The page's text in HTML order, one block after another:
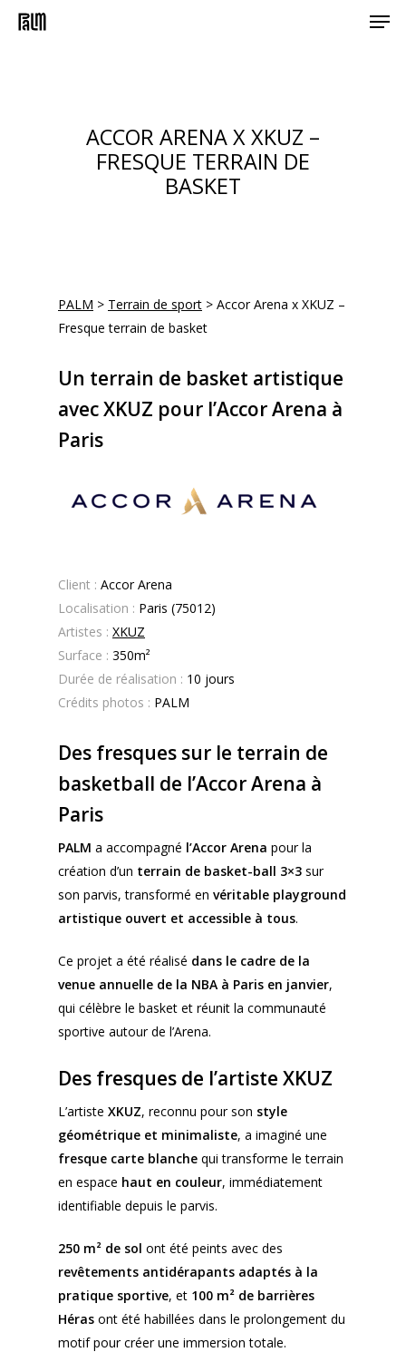
Skip
ACCOR ARENA X XKUZ –
FRESQUE TERRAIN DE
BASKET
PALM > Terrain de sport > Accor Arena x XKUZ –
Fresque terrain de basket
Un terrain de basket artistique
avec XKUZ pour l’Accor Arena à
Paris
Client : Accor Arena
Localisation : Paris (75012)
Artistes : XKUZ
Surface : 350m²
Durée de réalisation : 10 jours
Crédits photos : PALM
Des fresques sur le terrain de
basketball de l’Accor Arena à
Paris
PALM a accompagné l’Accor Arena pour la
création d’un terrain de basket-ball 3×3 sur
son parvis, transformé en véritable playground
artistique ouvert et accessible à tous.
Ce projet a été réalisé dans le cadre de la
venue annuelle de la NBA à Paris en janvier,
qui célèbre le basket et réunit la communauté
sportive autour de l’Arena.
Des fresques de l’artiste XKUZ
L’artiste XKUZ, reconnu pour son style
géométrique et minimaliste, a imaginé une
fresque carte blanche qui transforme le terrain
en espace haut en couleur, immédiatement
identifiable depuis le parvis.
250 m² de sol ont été peints avec des
revêtements antidérapants adaptés à la
pratique sportive, et 100 m² de barrières
Héras ont été habillées dans le prolongement du
motif pour créer une immersion totale.